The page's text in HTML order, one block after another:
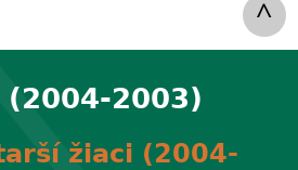
^
2003)
žiaci (2004-